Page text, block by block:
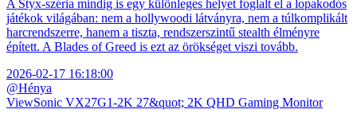
A Styx-széria mindig is egy különleges helyet foglalt el a lopakodós
játékok világában: nem a hollywoodi látványra, nem a túlkomplikált
harcrendszerre, hanem a tiszta, rendszerszintű stealth élményre
épített. A Blades of Greed is ezt az örökséget viszi tovább.
2026-02-17 16:18:00
@Hénya
ViewSonic VX27G1-2K 27&quot; 2K QHD Gaming Monitor